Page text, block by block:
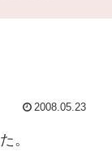
2008.05.23
。